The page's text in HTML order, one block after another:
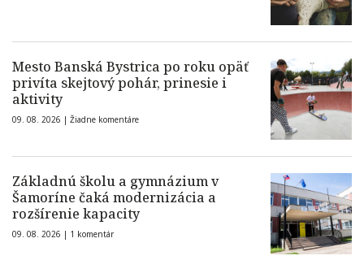
Mesto Banská Bystrica po roku opäť
privíta skejtový pohár, prinesie i
aktivity
09. 08. 2026 | Žiadne komentáre
Základnú školu a gymnázium v
Šamoríne čaká modernizácia a
rozšírenie kapacity
09. 08. 2026 | 1 komentár